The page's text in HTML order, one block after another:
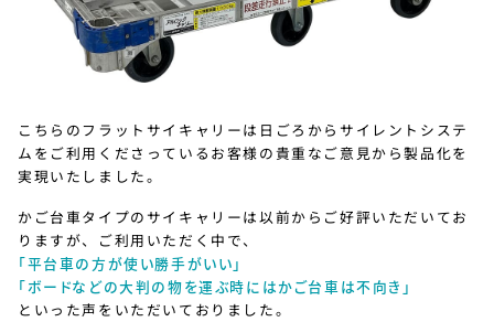
こちらのフラットサイキャリーは日ごろからサイレントシステ
ムをご利用くださっているお客様の貴重なご意見から製品化を
実現いたしました。
かご台車タイプのサイキャリーは以前からご好評いただいてお
りますが、ご利用いただく中で、
「平台車の方が使い勝手がいい」
「ボードなどの大判の物を運ぶ時にはかご台車は不向き」
といった声をいただいておりました。